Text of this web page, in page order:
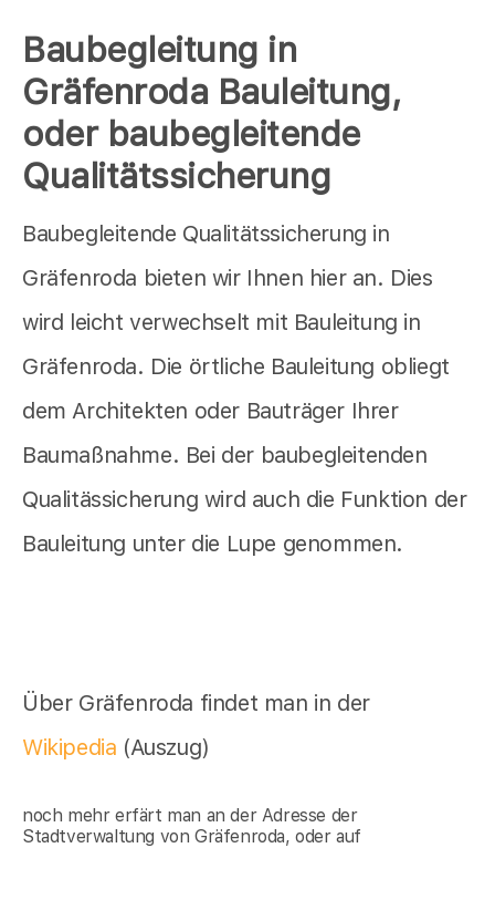
Baubegleitung in
Gräfenroda Bauleitung,
oder baubegleitende
Qualitätssicherung
Baubegleitende Qualitätssicherung in
Gräfenroda bieten wir Ihnen hier an. Dies
wird leicht verwechselt mit Bauleitung in
Gräfenroda. Die örtliche Bauleitung obliegt
dem Architekten oder Bauträger Ihrer
Baumaßnahme. Bei der baubegleitenden
Qualitässicherung wird auch die Funktion der
Bauleitung unter die Lupe genommen.
Über Gräfenroda findet man in der
Wikipedia (Auszug)
noch mehr erfärt man an der Adresse der
Stadtverwaltung von Gräfenroda, oder auf